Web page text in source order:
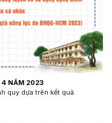
4 NĂM 2023
quy dựa trên kết quả